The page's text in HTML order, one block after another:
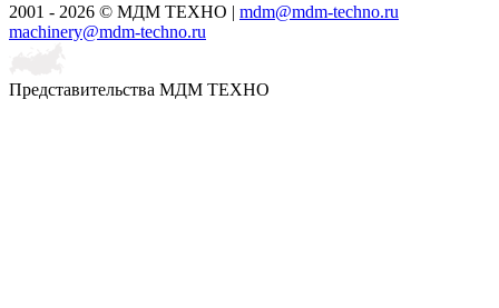
2001 - 2026 © МДМ ТЕХНО | mdm@mdm-techno.ru
machinery@mdm-techno.ru
Представительства МДМ ТЕХНО